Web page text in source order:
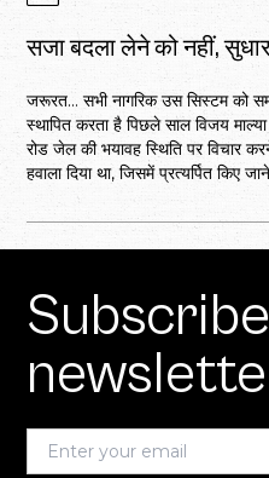
सजा बदला लेने को नहीं,
जरूरत… सभी नागरिक उस सिस्टम को
स्थापित करता है पिछले साल विजय
रोड जेल की भयावह स्थिति पर विचार
हवाला दिया था, जिसमें प्रत्यर्पित किए